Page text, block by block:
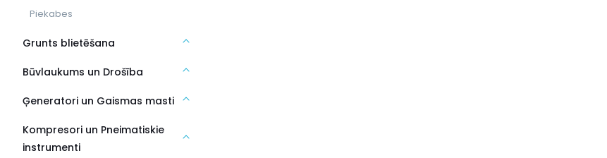
Piekabes
Grunts blietēšana
Būvlaukums un Drošība
Ģeneratori un Gaismas masti
Kompresori un Pneimatiskie
instrumenti